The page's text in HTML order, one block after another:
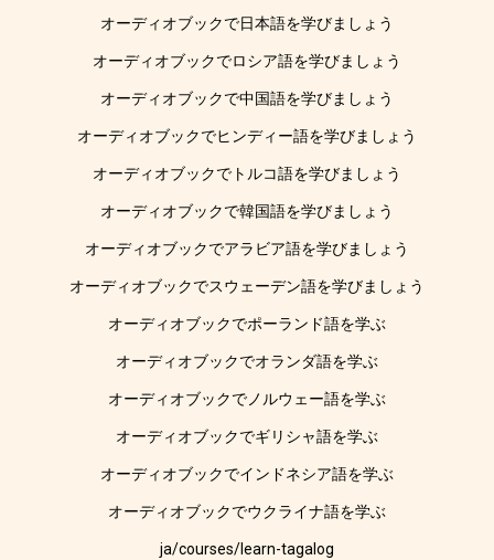
オーディオブックで日本語を学びましょう
オーディオブックでロシア語を学びましょう
オーディオブックで中国語を学びましょう
オーディオブックでヒンディー語を学びましょう
オーディオブックでトルコ語を学びましょう
オーディオブックで韓国語を学びましょう
オーディオブックでアラビア語を学びましょう
オーディオブックでスウェーデン語を学びましょう
オーディオブックでポーランド語を学ぶ
オーディオブックでオランダ語を学ぶ
オーディオブックでノルウェー語を学ぶ
オーディオブックでギリシャ語を学ぶ
オーディオブックでインドネシア語を学ぶ
オーディオブックでウクライナ語を学ぶ
ja/courses/learn-tagalog